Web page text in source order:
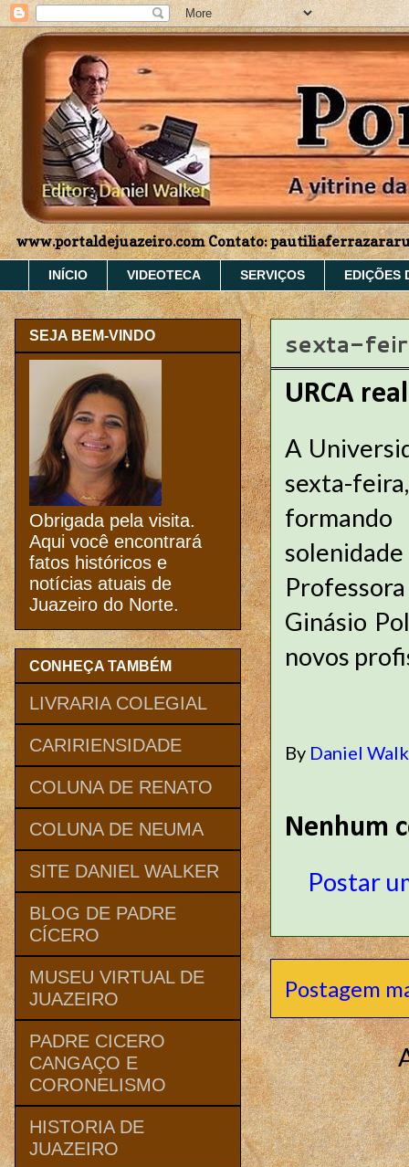
www.portaldejuazeiro.com Contato:
INÍCIO VIDEOTECA SERVIÇOS EDIÇÕES
sexta-
URCA
A
sexta-
Ginásio
novos
By Daniel
Nenhum
Postar
Postagem
SEJA BEM-VINDO
Obrigada pela visita.
Aqui você encontrará
fatos históricos e
notícias atuais de
Juazeiro do Norte.
CONHEÇA TAMBÉM
LIVRARIA COLEGIAL
CARIRIENSIDADE
COLUNA DE RENATO
COLUNA DE NEUMA
SITE DANIEL WALKER
BLOG DE PADRE
CÍCERO
MUSEU VIRTUAL DE
JUAZEIRO
PADRE CICERO
CANGAÇO E
CORONELISMO
HISTORIA DE
JUAZEIRO